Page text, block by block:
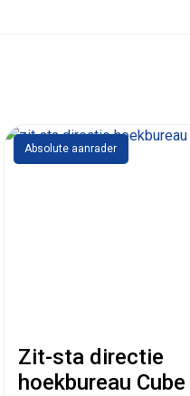
Absolute aanrader
Zit-sta directie
hoekbureau Cube